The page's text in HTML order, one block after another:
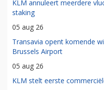
KLM annuleert meerdere
staking
05 aug 26
Transavia opent komende
Brussels Airport
05 aug 26
KLM stelt eerste